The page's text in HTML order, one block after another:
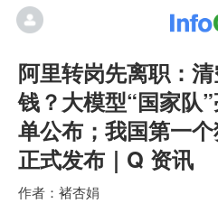
阿里转岗先离职：
钱？大模型“国家队
单公布；我国第一
正式发布｜Q 资讯
褚杏娟